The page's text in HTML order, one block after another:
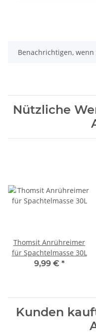
Benachrichtigen,
Nützliche
Thomsit Anrühreimer
für Spachtelmasse 30L
9,99 € *
Kunden